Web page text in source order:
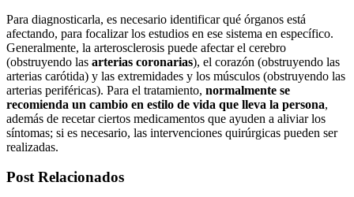
Para diagnosticarla, es necesario identificar qué órganos está
afectando, para focalizar los estudios en ese sistema en específico.
Generalmente, la arterosclerosis puede afectar el cerebro
(obstruyendo las arterias coronarias), el corazón (obstruyendo las
arterias carótida) y las extremidades y los músculos (obstruyendo las
arterias periféricas). Para el tratamiento, normalmente se
recomienda un cambio en estilo de vida que lleva la persona,
además de recetar ciertos medicamentos que ayuden a aliviar los
síntomas; si es necesario, las intervenciones quirúrgicas pueden ser
realizadas.
Post Relacionados